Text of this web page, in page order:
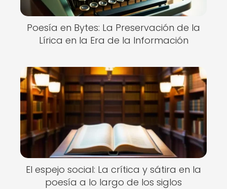
Poesía en Bytes: La Preservación de la
Lírica en la Era de la Información
El espejo social: La crítica y sátira en la
poesía a lo largo de los siglos